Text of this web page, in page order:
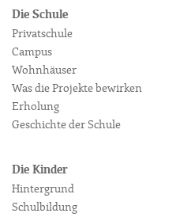
Die Schule
Privatschule
Campus
Wohnhäuser
Was die Projekte bewirken
Erholung
Geschichte der Schule
Die Kinder
Hintergrund
Schulbildung